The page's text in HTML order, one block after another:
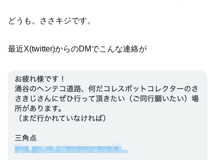
どうも。ささキジです。
最近X(twitter)からのDMでこんな連絡が